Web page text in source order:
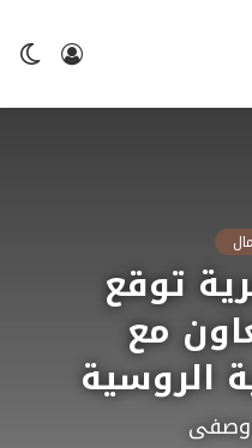
تسجيل
توقع
مع
الروسية
وصفى